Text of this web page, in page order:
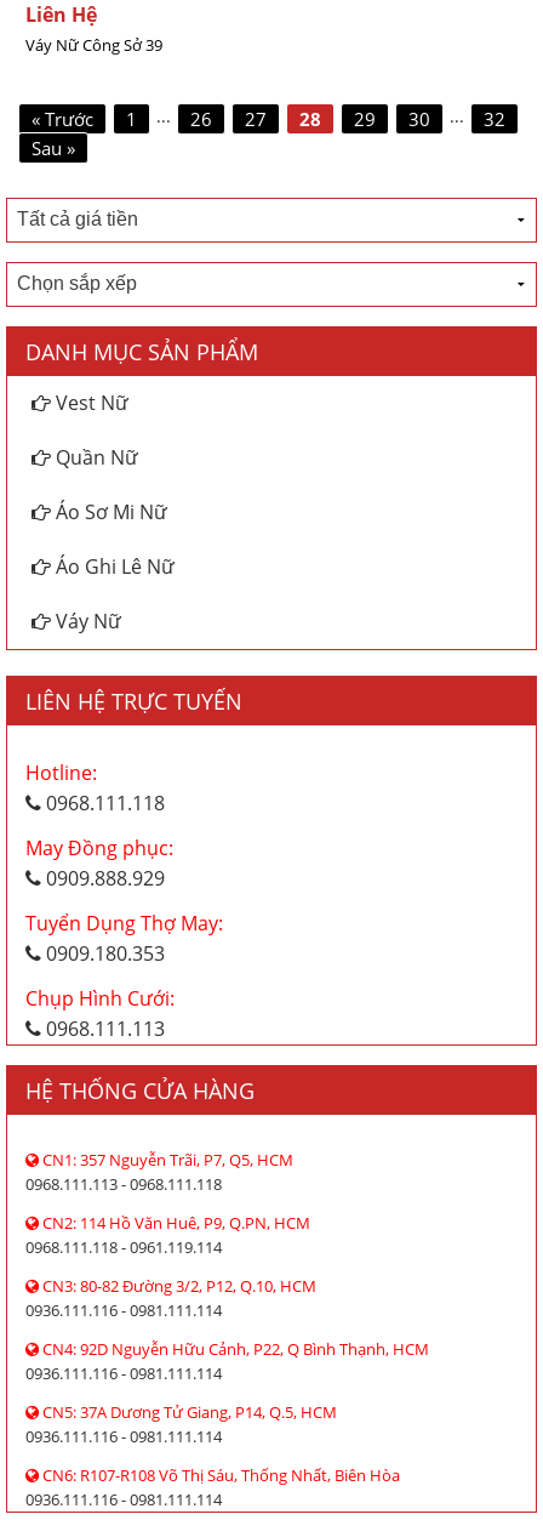
Liên Hệ
Váy Nữ Công Sở 39
« Trước 1 ... 26 27 28 29 30 ...
32
Sau »
DANH MỤC SẢN PHẨM
Vest Nữ
Quần Nữ
Áo Sơ Mi Nữ
Áo Ghi Lê Nữ
Váy Nữ
LIÊN HỆ TRỰC TUYẾN
Hotline:
0968.111.118
May Đồng phục:
0909.888.929
Tuyển Dụng Thợ May:
0909.180.353
Chụp Hình Cưới:
0968.111.113
HỆ THỐNG CỬA HÀNG
CN1: 357 Nguyễn Trãi, P7, Q5, HCM
0968.111.113 - 0968.111.118
CN2: 114 Hồ Văn Huê, P9, Q.PN, HCM
0968.111.118 - 0961.119.114
CN3: 80-82 Đường 3/2, P12, Q.10, HCM
0936.111.116 - 0981.111.114
CN4: 92D Nguyễn Hữu Cảnh, P22, Q Bình Thạnh, HCM
0936.111.116 - 0981.111.114
CN5: 37A Dương Tử Giang, P14, Q.5, HCM
0936.111.116 - 0981.111.114
CN6: R107-R108 Võ Thị Sáu, Thống Nhất, Biên Hòa
0936.111.116 - 0981.111.114